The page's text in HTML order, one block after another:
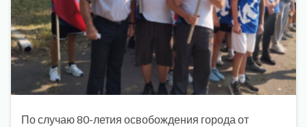
По случаю 80-летия освобождения города от